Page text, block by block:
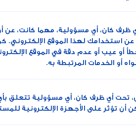
ظرف كان، أي مسؤولية، مهما كانت، عن
عن استخدامك لهذا الموقع
أو عيب أو عدم دقة في الموقع
أو الخدمات المرتبطة به.
تحت أي ظرف كان، أي مسؤولية تتعلق
أن تؤثر على الأجهزة الإلكترونية